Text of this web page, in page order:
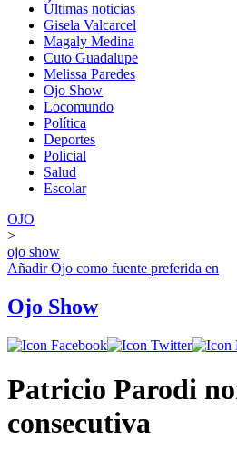
Últimas noticias
Gisela Valcarcel
Magaly Medina
Cuto Guadalupe
Melissa Paredes
Ojo Show
Locomundo
Política
Deportes
Policial
Salud
Escolar
OJO
>
ojo show
AñadirOjo como fuente preferida en
Ojo Show
Patricio Parodi
consecutiva